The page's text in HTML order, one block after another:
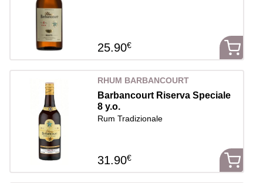
25.90€
RHUM BARBANCOURT
Barbancourt Riserva Speciale
8 y.o.
Rum Tradizionale
31.90€